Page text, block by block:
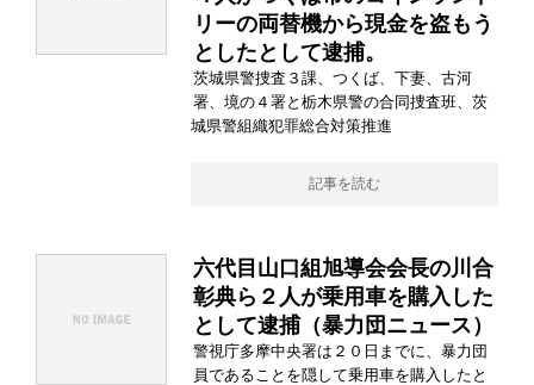
リーの両替機から現金を盗もう
としたとして逮捕。
茨城県警捜査３課、つくば、下妻、古河
署、境の４署と栃木県警の合同捜査班、茨
城県警組織犯罪総合対策推進
記事を読む
六代目山口組旭導会会長の川合
彰典ら２人が乗用車を購入した
として逮捕（暴力団ニュース）
警視庁多摩中央署は２０日までに、暴力団
員であることを隠して乗用車を購入したと